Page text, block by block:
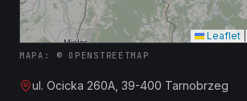
Leaflet
MAPA: © OPENSTREETMAP
ul. Ocicka 260A, 39-400 Tarnobrzeg